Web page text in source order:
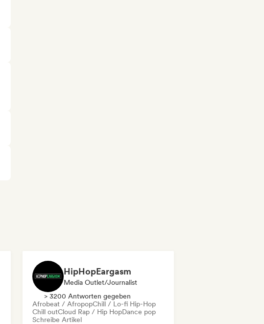
HipHopEargasm
Media Outlet/Journalist
> 3200 Antworten gegeben
Afrobeat / AfropopChill / Lo-fi Hip-Hop
Chill outCloud Rap / Hip HopDance pop
Schreibe Artikel